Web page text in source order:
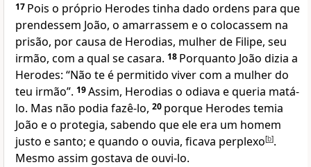
17 Pois o próprio Herodes tinha dado ordens para que
prendessem João, o amarrassem e o colocassem na
prisão, por causa de Herodias, mulher de Filipe, seu
irmão, com a qual se casara. 18 Porquanto João dizia a
Herodes: “Não te é permitido viver com a mulher do
teu irmão”. 19Assim, Herodias o odiava e queria matá-
lo. Mas não podia fazê-lo, 20 porque Herodes temia
João e o protegia, sabendo que ele era um homem
justo e santo; e quando o ouvia, ficava perplexo[b].
Mesmo assim gostava de ouvi-lo.